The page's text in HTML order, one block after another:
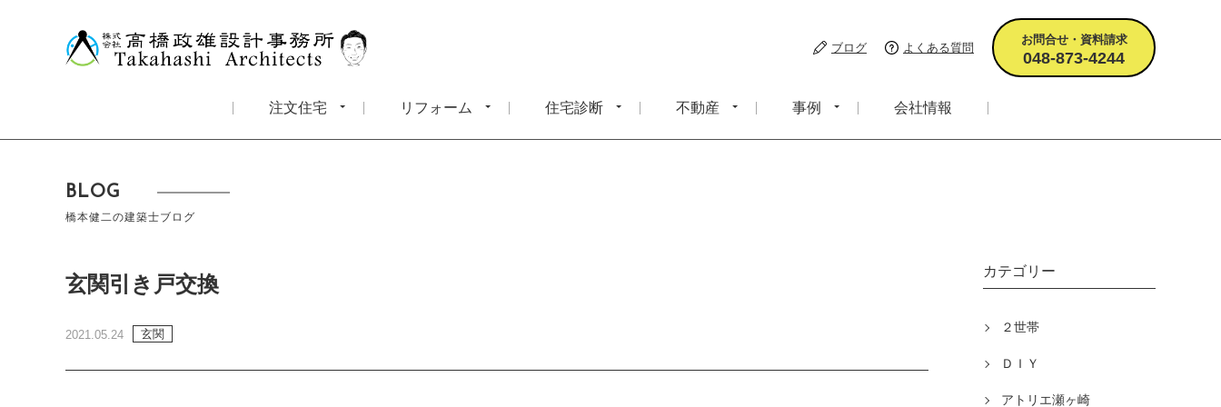
ブログ よくある質問
お問合せ・資料請求
048-873-4244
注文住宅 リフォーム 住宅診断 不動産 事例 会社情報
BLOG
橋本健二の建築士ブログ
玄関引き戸交換
2021.05.24 玄関
カテゴリー
２世帯
ＤＩＹ
アトリエ瀬ヶ崎